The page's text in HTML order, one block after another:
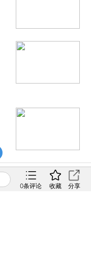
0条评论 收藏 分享